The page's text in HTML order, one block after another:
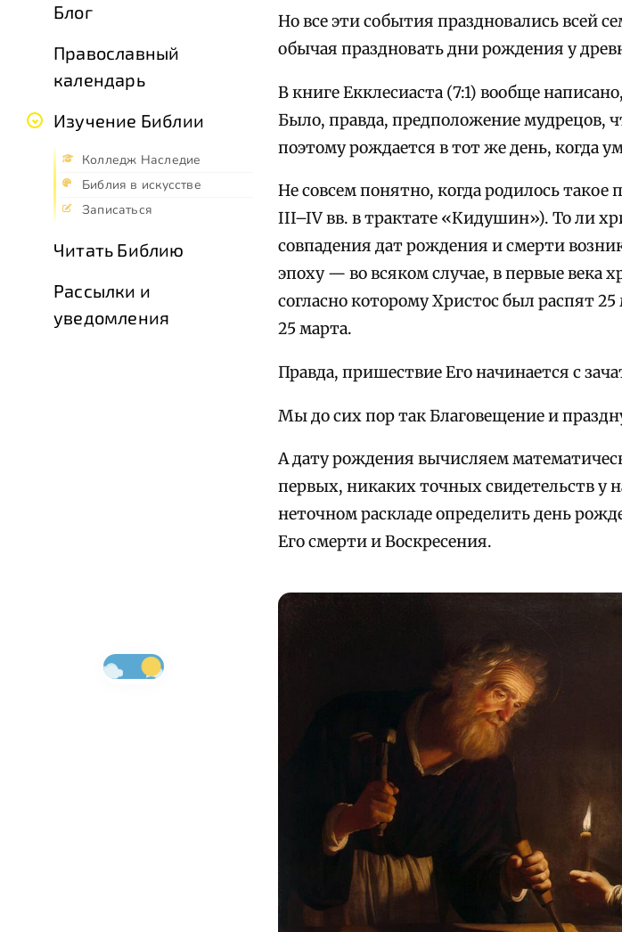
Блог
Православный
календарь
Изучение Библии
Колледж Наследие
Библия в искусстве
Записаться
Читать Библию
Рассылки и
уведомления
Но все эти события праздновались всей
обычая праздновать дни рождения у
В книге Екклесиаста (7:1) вообще
Было, правда, предположение мудрецов,
поэтому рождается в тот же день, когда
Не совсем понятно, когда родилось
III–IV вв. в трактате «Кидушин»). То ли
совпадения дат рождения и смерти
эпоху — во всяком случае, в первые века
согласно которому Христос был распят
25 марта.
Правда, пришествие Его начинается с
Мы до сих пор так Благовещение и
А дату рождения вычисляем
первых, никаких точных свидетельств у
неточном раскладе определить день
Его смерти и Воскресения.